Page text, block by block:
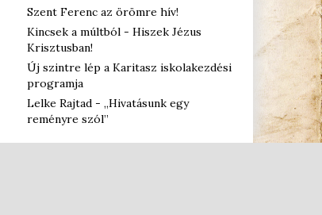
Szent Ferenc az örömre hív!
Kincsek a múltból - Hiszek Jézus
Krisztusban!
Új szintre lép a Karitasz iskolakezdési
programja
Lelke Rajtad - „Hivatásunk egy
reményre szól”